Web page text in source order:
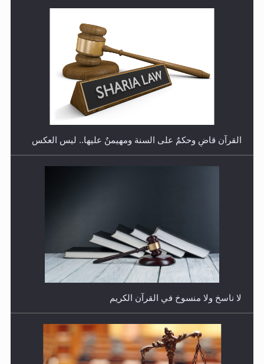
هل تعتبر الأشفار الاصطناعية (الرموش الاصطناعية) والأظافر
البلاستيكية وطلاء الأظافر حاجبا للوضوء وهل يُسمح الصلاة
هل يُحسب حول الزكاة وفق السنة الميلادية أو الهجرية؟
القرآن قاضٍ وحكمٌ على السنة ومهيمنٌ عليها.. ليس العكس
لا ناسخ ولا منسوخ في القرآن الكريم